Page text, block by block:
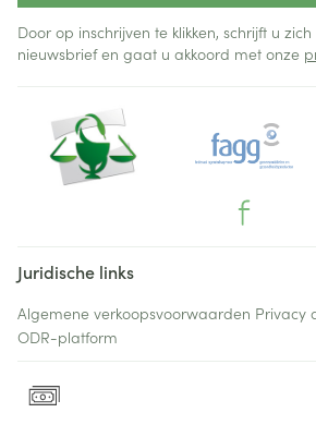
Door op inschrijven te klikken, schrijft u
nieuwsbrief en gaat u akkoord met onze
Juridische links
Algemene verkoopsvoorwaarden Privacy
ODR-platform